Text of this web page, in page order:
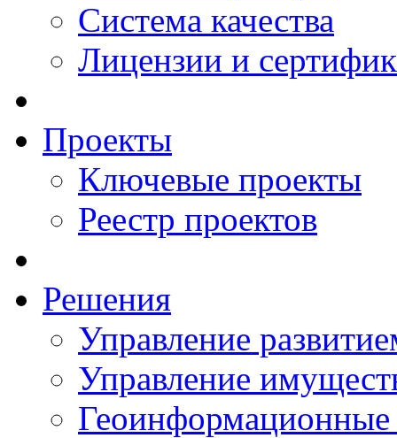
Система качества
Лицензии и
Проекты
Ключевые проекты
Реестр проектов
Решения
Управление
Управление